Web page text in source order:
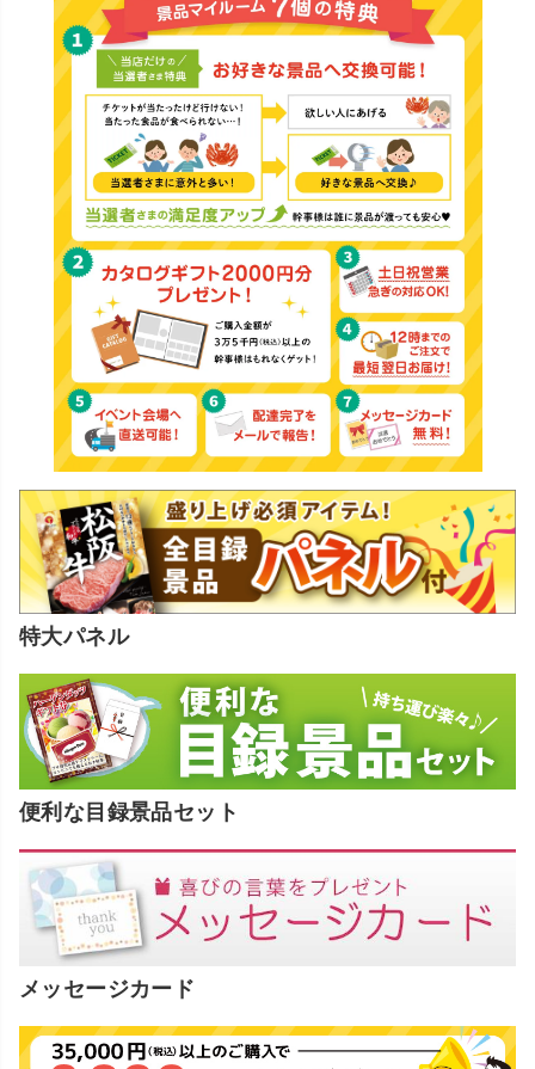
特大パネル
便利な目録景品セット
メッセージカード